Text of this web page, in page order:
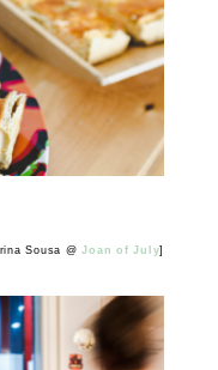
Sousa @ Joan of July]